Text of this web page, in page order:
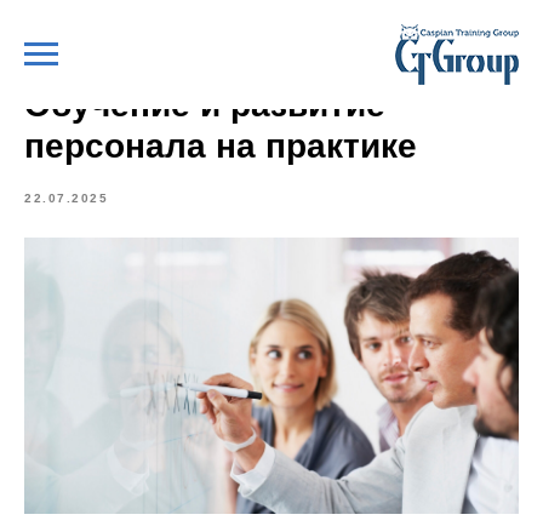
Обучение и развитие
персонала на практике
22.07.2025